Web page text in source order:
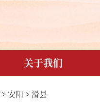
关于我们
> 安阳 > 滑县